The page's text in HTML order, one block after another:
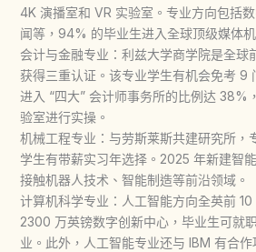
4K 演播室和 VR 实验室。专业方向包括
闻等，94% 的毕业生进入全球顶级媒体机
会计与金融专业：利兹大学商学院是全球
获得三重认证。该专业学生有机会免考 9
进入 “四大” 会计师事务所的比例达 38%
验室进行实操。
机械工程专业：与劳斯莱斯共建研究所，
学生有带薪实习年选择。2025 年新建智
接触机器人技术、智能制造等前沿领域。
计算机科学专业：人工智能方向全英前
2300 万英镑数字创新中心，毕业生可就
业。此外，人工智能专业还与 IBM 有合